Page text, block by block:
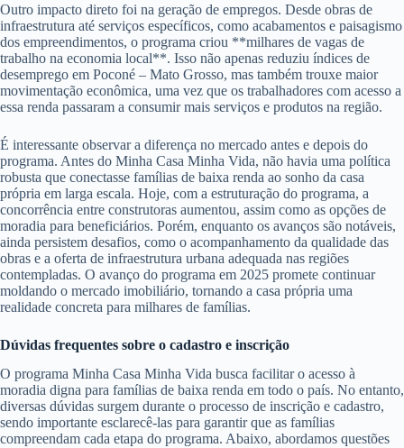
Outro impacto direto foi na geração de empregos. Desde obras de
infraestrutura até serviços específicos, como acabamentos e paisagismo
dos empreendimentos, o programa criou **milhares de vagas de
trabalho na economia local**. Isso não apenas reduziu índices de
desemprego em Poconé – Mato Grosso, mas também trouxe maior
movimentação econômica, uma vez que os trabalhadores com acesso a
essa renda passaram a consumir mais serviços e produtos na região.
É interessante observar a diferença no mercado antes e depois do
programa. Antes do Minha Casa Minha Vida, não havia uma política
robusta que conectasse famílias de baixa renda ao sonho da casa
própria em larga escala. Hoje, com a estruturação do programa, a
concorrência entre construtoras aumentou, assim como as opções de
moradia para beneficiários. Porém, enquanto os avanços são notáveis,
ainda persistem desafios, como o acompanhamento da qualidade das
obras e a oferta de infraestrutura urbana adequada nas regiões
contempladas. O avanço do programa em 2025 promete continuar
moldando o mercado imobiliário, tornando a casa própria uma
realidade concreta para milhares de famílias.
Dúvidas frequentes sobre o cadastro e inscrição
O programa Minha Casa Minha Vida busca facilitar o acesso à
moradia digna para famílias de baixa renda em todo o país. No entanto,
diversas dúvidas surgem durante o processo de inscrição e cadastro,
sendo importante esclarecê-las para garantir que as famílias
compreendam cada etapa do programa. Abaixo, abordamos questões